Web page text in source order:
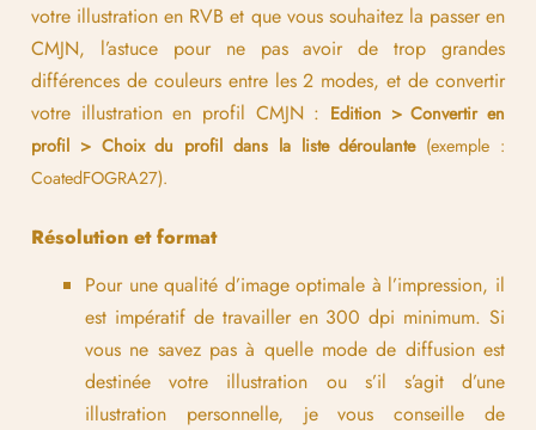
votre illustration en RVB et que vous souhaitez la passer en
CMJN, l’astuce pour ne pas avoir de trop grandes
différences de couleurs entre les 2 modes, et de convertir
votre illustration en profil CMJN : Edition > Convertir en
profil > Choix du profil dans la liste déroulante(exemple :
CoatedFOGRA27).
Résolution et format
Pour une qualité d’image optimale à l’impression, il
est impératif de travailler en 300 dpi minimum. Si
vous ne savez pas à quelle mode de diffusion est
destinée votre illustration ou s’il s’agit d’une
illustration personnelle, je vous conseille de